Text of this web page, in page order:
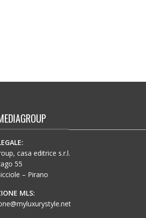
ROCHA
VALERIA DAMATO: PRESENTA LA COLLEZIONE
SAPORE DI MARE
La nuova Collezione Beachwear di Valeria
casa editrice s.r.l.
55
– Pirano
MLS: